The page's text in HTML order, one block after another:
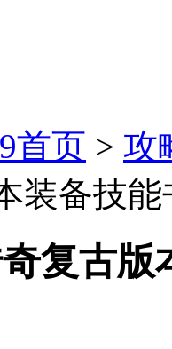
首页 > 攻
装备技
复古